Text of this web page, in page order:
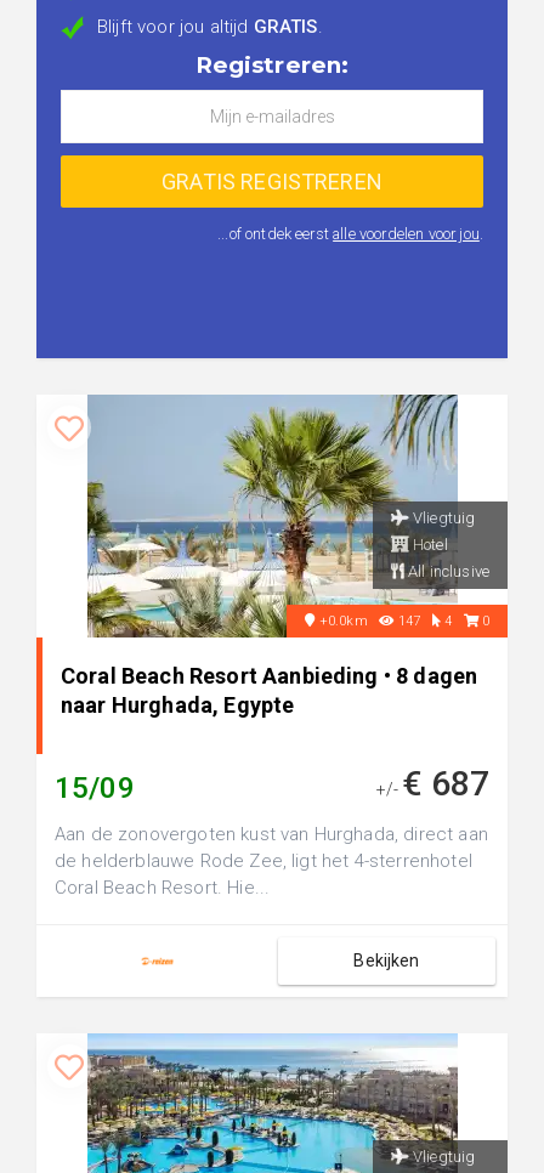
Blijft voor jou altijd GRATIS.
Registreren:
...of ontdek eerstalle voordelen voor jou.
Vliegtuig
Hotel
All inclusive
+0.0km 147 4 0
Coral Beach Resort Aanbieding • 8 dagen
naar Hurghada, Egypte
15/09 +/- € 687
Aan de zonovergoten kust van Hurghada, direct aan
de helderblauwe Rode Zee, ligt het 4-sterrenhotel
Coral Beach Resort. Hie...
Bekijken
Vliegtuig